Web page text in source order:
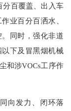
分百覆盖、出入车
业百分百洒水、
同时，强化非道
下及冒黑烟机械
和涉VOCs工序作
向发力、闭环落